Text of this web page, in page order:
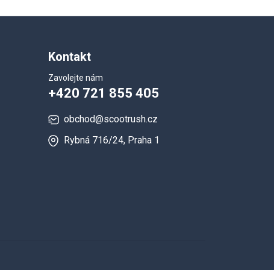
Kontakt
Zavolejte nám
+420 721 855 405
obchod@scootrush.cz
Rybná 716/24, Praha 1